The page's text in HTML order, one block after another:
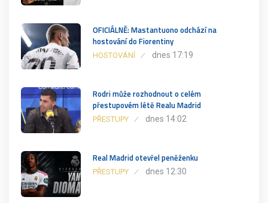
OFICIÁLNĚ: Mastantuono odchází na
hostování do Fiorentiny
HOSTOVÁNÍ dnes 17:19
Rodri může rozhodnout o celém
přestupovém létě Realu Madrid
PŘESTUPY dnes 14:02
Real Madrid otevřel peněženku
PŘESTUPY dnes 12:30